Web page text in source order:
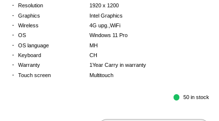
· Resolution 1920 x 1200
· Graphics Intel Graphics
· Wireless 4G upg.,WiFi
· OS Windows 11 Pro
· OS language MH
· Keyboard CH
· Warranty 1Year Carry in warranty
· Touch screen Multitouch
50 in stock